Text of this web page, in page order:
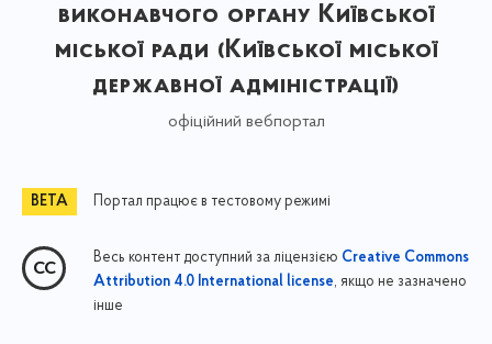
виконавчого органу Київської
міської ради (Київської міської
державної адміністрації)
офіційний вебпортал
Портал працює в тестовому режимі
Весь контент доступний за ліцензією Creative Commons
Attribution 4.0 International license, якщо не зазначено
інше